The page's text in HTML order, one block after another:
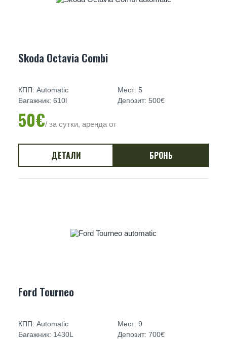
Skoda Octavia Combi
КПП: Automatic
Мест: 5
Багажник: 610l
Депозит: 500€
50€/ за сутки, аренда от
ДЕТАЛИ БРОНЬ
Ford Tourneo
КПП: Automatic
Мест: 9
Багажник: 1430L
Депозит: 700€